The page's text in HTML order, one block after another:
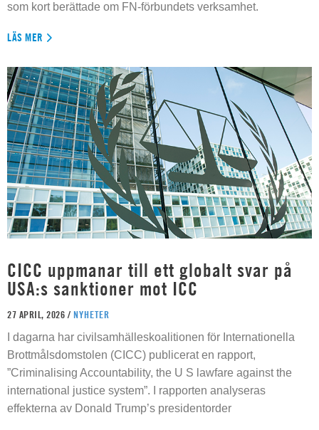
som kort berättade om FN-förbundets verksamhet.
LÄS MER
CICC uppmanar till ett globalt svar på
USA:s sanktioner mot ICC
27 APRIL, 2026 / NYHETER
I dagarna har civilsamhälleskoalitionen för Internationella
Brottmålsdomstolen (CICC) publicerat en rapport,
”Criminalising Accountability, the U S lawfare against the
international justice system”. I rapporten analyseras
effekterna av Donald Trump’s presidentorder